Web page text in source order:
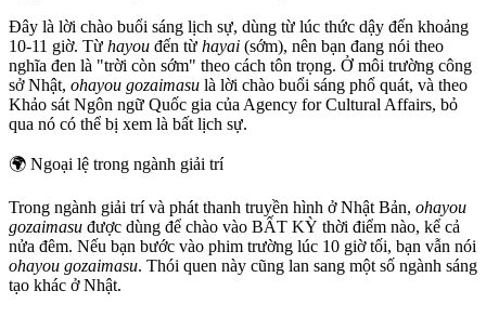
Đây là lời chào buổi sáng lịch sự, dùng từ lúc thức dậy đến khoảng
10-11 giờ. Từ hayou đến từ hayai (sớm), nên bạn đang nói theo
nghĩa đen là "trời còn sớm" theo cách tôn trọng. Ở môi trường công
sở Nhật, ohayou gozaimasu là lời chào buổi sáng phổ quát, và theo
Khảo sát Ngôn ngữ Quốc gia của Agency for Cultural Affairs, bỏ
qua nó có thể bị xem là bất lịch sự.
🌍 Ngoại lệ trong ngành giải trí
Trong ngành giải trí và phát thanh truyền hình ở Nhật Bản, ohayou
gozaimasu được dùng để chào vào BẤT KỲ thời điểm nào, kể cả
nửa đêm. Nếu bạn bước vào phim trường lúc 10 giờ tối, bạn vẫn nói
ohayou gozaimasu. Thói quen này cũng lan sang một số ngành sáng
tạo khác ở Nhật.